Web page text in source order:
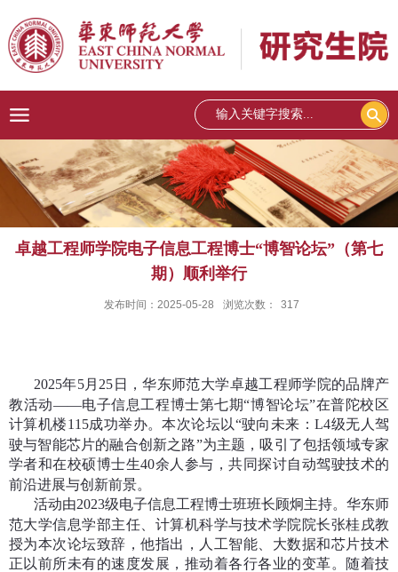
卓越工程师学院电子信息工程博士“博智论坛”（第七
期）顺利举行
发布时间：2025-05-28 浏览次数： 317
2025年5月 25 日，华东师范大学卓越工程师学院的品牌产
教活动——电子信息工程博士第七期“博智论坛”在普陀校区
计算机楼115成功举办。本次论坛以“驶向未来：L4级无人驾
驶与智能芯片的融合创新之路”为主题，吸引了包括领域专家
学者和在校硕博士生40余人参与，共同探讨自动驾驶技术的
前沿进展与创新前景。
活动由2023级电子信息工程博士班班长顾炯主持。华东师
范大学信息学部主任、计算机科学与技术学院院长张桂戌教
授为本次论坛致辞，他指出，人工智能、大数据和芯片技术
正以前所未有的速度发展，推动着各行各业的变革。随着技